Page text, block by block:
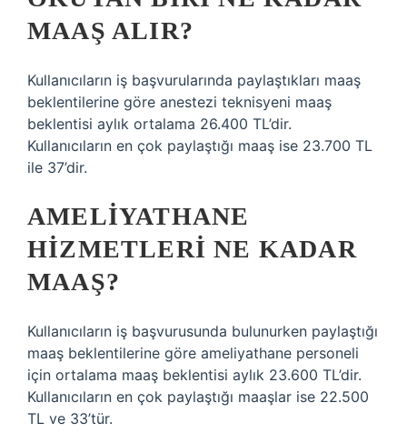
MAAŞ ALIR?
Kullanıcıların iş başvurularında paylaştıkları maaş
beklentilerine göre anestezi teknisyeni maaş
beklentisi aylık ortalama 26.400 TL’dir.
Kullanıcıların en çok paylaştığı maaş ise 23.700 TL
ile 37’dir.
AMELIYATHANE
HIZMETLERI NE KADAR
MAAŞ?
Kullanıcıların iş başvurusunda bulunurken paylaştığı
maaş beklentilerine göre ameliyathane personeli
için ortalama maaş beklentisi aylık 23.600 TL’dir.
Kullanıcıların en çok paylaştığı maaşlar ise 22.500
TL ve 33’tür.